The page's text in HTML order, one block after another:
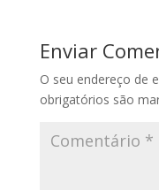
Enviar
O seu endereço de
obrigatórios são